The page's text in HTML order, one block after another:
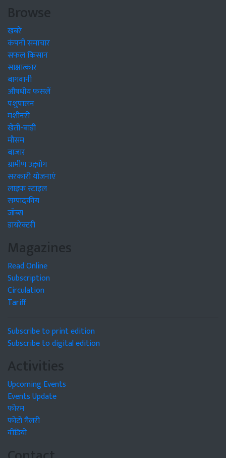
Browse
खबरें
कंपनी समाचार
सफल किसान
साक्षात्कार
बागवानी
औषधीय फसलें
पशुपालन
मशीनरी
खेती-बाड़ी
मौसम
बाजार
ग्रामीण उद्द्योग
सरकारी योजनाएं
लाइफ स्टाइल
सम्पादकीय
जॉब्स
डायरेक्टरी
Magazines
Read Online
Subscription
Circulation
Tariff
Subscribe to print edition
Subscribe to digital edition
Activities
Upcoming Events
Events Update
फोरम
फोटो गैलरी
वीडियो